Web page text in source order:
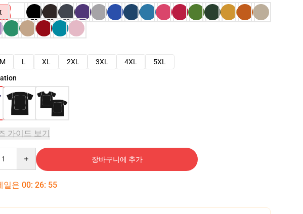
M L XL 2XL 3XL 4XL
5XL
가이드 보기
장바구니에 추가
일은 00: 26: 54